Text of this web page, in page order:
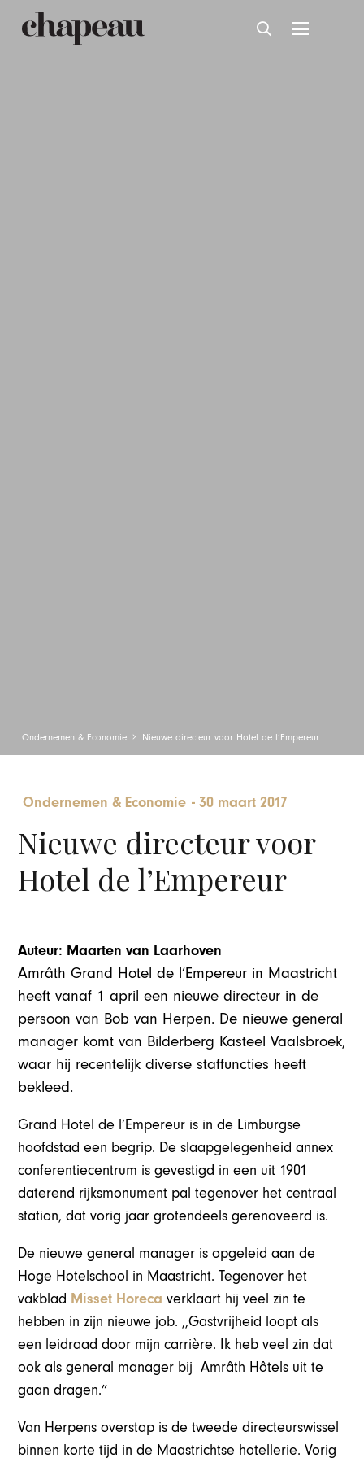
Ondernemen & Economie Nieuwe directeur voor Hotel de l’Empereur
Ondernemen & Economie -30 maart 2017
Nieuwe directeur voor
Hotel de l’Empereur
Auteur: Maarten van Laarhoven
Amrâth Grand Hotel de l’Empereur in Maastricht
heeft vanaf 1 april een nieuwe directeur in de
persoon van Bob van Herpen. De nieuwe general
manager komt van Bilderberg Kasteel Vaalsbroek,
waar hij recentelijk diverse staffuncties heeft
bekleed.
Grand Hotel de l’Empereur is in de Limburgse
hoofdstad een begrip. De slaapgelegenheid annex
conferentiecentrum is gevestigd in een uit 1901
daterend rijksmonument pal tegenover het centraal
station, dat vorig jaar grotendeels gerenoveerd is.
De nieuwe general manager is opgeleid aan de
Hoge Hotelschool in Maastricht. Tegenover het
vakblad Misset Horeca verklaart hij veel zin te
hebben in zijn nieuwe job. ,,Gastvrijheid loopt als
een leidraad door mijn carrière. Ik heb veel zin dat
ook als general manager bij Amrâth Hôtels uit te
gaan dragen.”
Van Herpens overstap is de tweede directeurswissel
binnen korte tijd in de Maastrichtse hotellerie. Vorig